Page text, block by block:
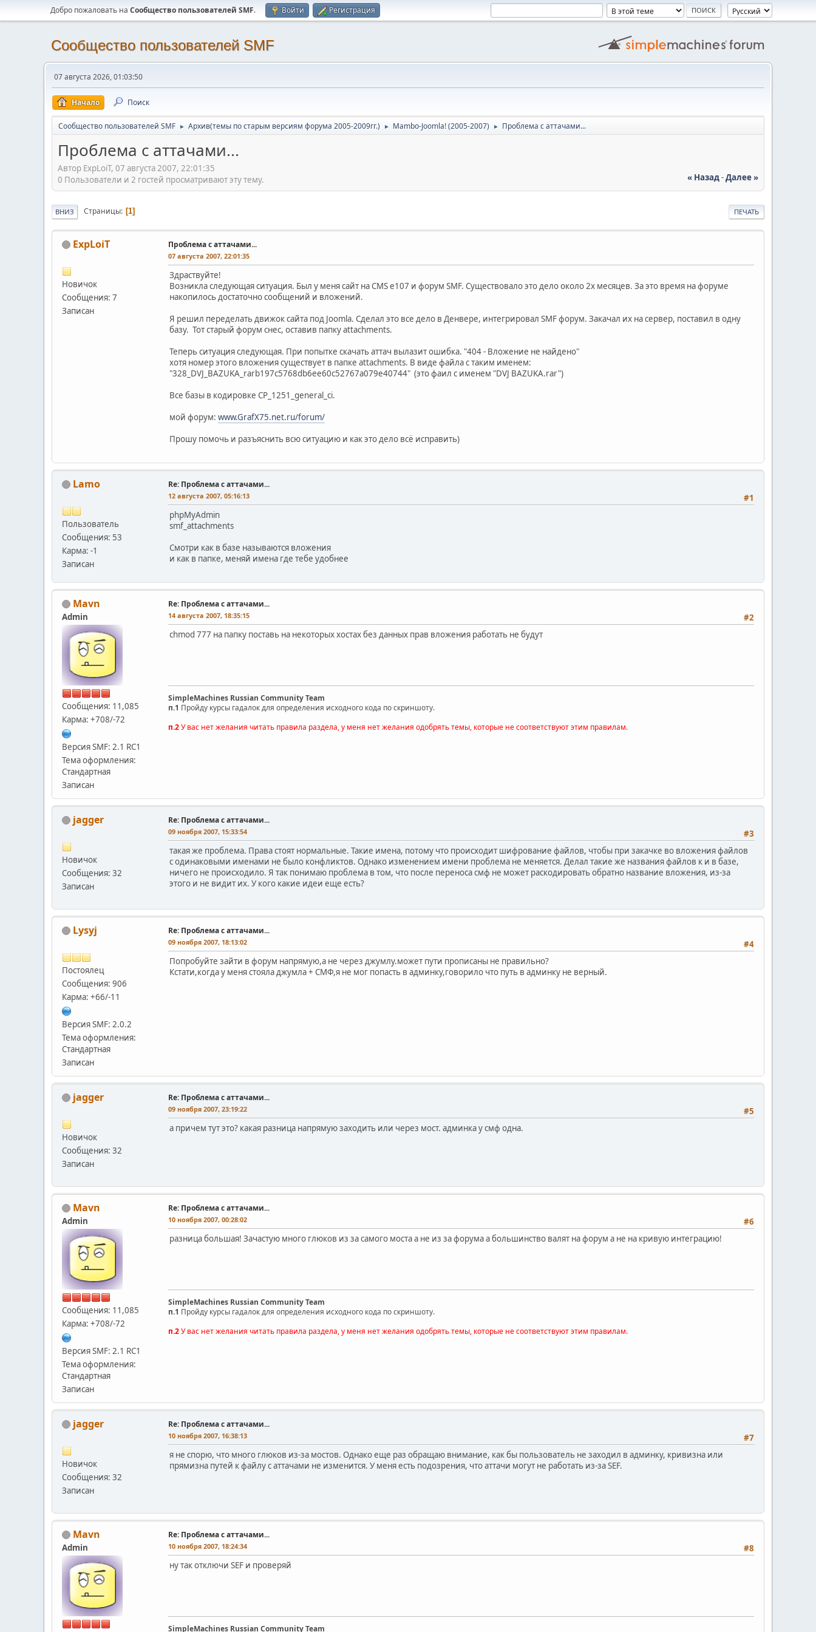
Добро пожаловать на Cообщество пользователей SMF. Войти Регистрация
Cообщество пользователей SMF
07 августа 2026, 01:03:50
Начало Поиск
Cообщество пользователей SMF ► Архив(темы по старым версиям форума 2005-2009гг.) ► Mambo-Joomla! (2005-2007) ► Проблема с аттачами...
Проблема с аттачами...
Автор ExpLoiT, 07 августа 2007, 22:01:35
« Назад-Далее »
0 Пользователи и 2 гостей просматривают эту тему.
ПЕЧАТЬ
ВНИЗ Страницы 1
ExpLoiT
Новичок
Сообщения: 7
Записан
Проблема с аттачами...
07 августа 2007, 22:01:35
Здраствуйте!
Возникла следующая ситуация. Был у меня сайт на CMS e107 и форум SMF. Существовало это дело около 2х месяцев. За это время на форуме
накопилось достаточно сообщений и вложений.
Я решил переделать движок сайта под Joomla. Сделал это все дело в Денвере, интегрировал SMF форум. Закачал их на сервер, поставил в одну
базу. Тот старый форум снес, оставив папку attachments.
Теперь ситуация следующая. При попытке скачать аттач вылазит ошибка. "404 - Вложение не найдено"
хотя номер этого вложения существует в папке attachments. В виде файла с таким именем:
"328_DVJ_BAZUKA_rarb197c5768db6ee60c52767a079e40744" (это фаил с именем "DVJ BAZUKA.rar")
Все базы в кодировке CP_1251_general_ci.
мой форум: www.GrafX75.net.ru/forum/
Прошу помочь и разъяснить всю ситуацию и как это дело всё исправить)
Lamo
Пользователь
Сообщения: 53
Карма: -1
Записан
Re: Проблема с аттачами...
#1
12 августа 2007, 05:16:13
phpMyAdmin
smf_attachments
Смотри как в базе называются вложения
и как в папке, меняй имена где тебе удобнее
Mavn
Admin
Сообщения: 11,085
Карма: +708/-72
Версия SMF: 2.1 RC1
Тема оформления:
Стандартная
Записан
Re: Проблема с аттачами...
#2
14 августа 2007, 18:35:15
chmod 777 на папку поставь на некоторых хостах без данных прав вложения работать не будут
SimpleMachines Russian Community Team
п.1 Пройду курсы гадалок для определения исходного кода по скриншоту.
п.2У вас нет желания читать правила раздела, у меня нет желания одобрять темы, которые не соответствуют этим правилам.
jagger
Новичок
Сообщения: 32
Записан
Re: Проблема с аттачами...
#3
09 ноября 2007, 15:33:54
такая же проблема. Права стоят нормальные. Такие имена, потому что происходит шифрование файлов, чтобы при закачке во вложения файлов
с одинаковыми именами не было конфликтов. Однако изменением имени проблема не меняется. Делал такие же названия файлов к и в базе,
ничего не происходило. Я так понимаю проблема в том, что после переноса смф не может раскодировать обратно название вложения, из-за
этого и не видит их. У кого какие идеи еще есть?
Lysyj
Постоялец
Сообщения: 906
Карма: +66/-11
Версия SMF: 2.0.2
Тема оформления:
Стандартная
Записан
Re: Проблема с аттачами...
#4
09 ноября 2007, 18:13:02
Попробуйте зайти в форум напрямую,а не через джумлу.может пути прописаны не правильно?
Кстати,когда у меня стояла джумла + СМФ,я не мог попасть в админку,говорило что путь в админку не верный.
jagger
Новичок
Сообщения: 32
Записан
Re: Проблема с аттачами...
#5
09 ноября 2007, 23:19:22
а причем тут это? какая разница напрямую заходить или через мост. админка у смф одна.
Mavn
Admin
Сообщения: 11,085
Карма: +708/-72
Версия SMF: 2.1 RC1
Тема оформления:
Стандартная
Записан
Re: Проблема с аттачами...
#6
10 ноября 2007, 00:28:02
разница большая! Зачастую много глюков из за самого моста а не из за форума а большинство валят на форум а не на кривую интеграцию!
SimpleMachines Russian Community Team
п.1 Пройду курсы гадалок для определения исходного кода по скриншоту.
п.2У вас нет желания читать правила раздела, у меня нет желания одобрять темы, которые не соответствуют этим правилам.
jagger
Новичок
Сообщения: 32
Записан
Re: Проблема с аттачами...
#7
10 ноября 2007, 16:38:13
я не спорю, что много глюков из-за мостов. Однако еще раз обращаю внимание, как бы пользователь не заходил в админку, кривизна или
прямизна путей к файлу с аттачами не изменится. У меня есть подозрения, что аттачи могут не работать из-за SEF.
Mavn
Admin
Re: Проблема с аттачами...
#8
10 ноября 2007, 18:24:34
ну так отключи SEF и проверяй
SimpleMachines Russian Community Team